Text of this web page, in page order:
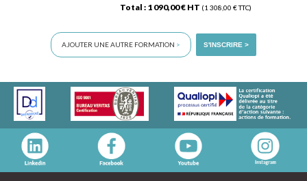
Total : 1 090,00 € HT (1 308,00 € TTC)
AJOUTER UNE AUTRE FORMATION > S'INSCRIRE >